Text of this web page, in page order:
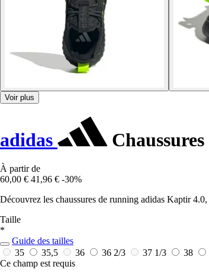
Voir plus
adidas
À partir de
60,00 € 41,96 € -30%
Découvrez les chaussures de running adidas Kaptir
Taille
*
Guide des tailles
35
35,5 36 36 2/3 37 1/3 38
Ce champ est requis